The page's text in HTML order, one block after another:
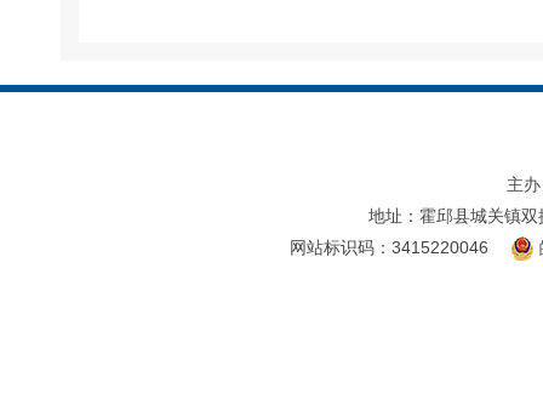
主
地址：霍邱县城关镇双
网站标识码：3415220046